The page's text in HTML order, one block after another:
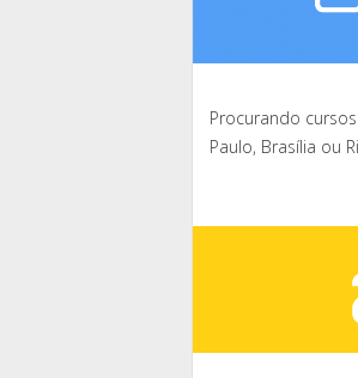
Procurando
Paulo, Brasília ou